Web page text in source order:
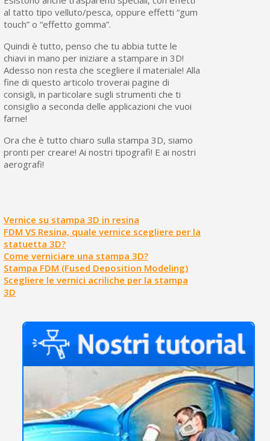
al tatto tipo velluto/pesca, oppure effetti “gum
touch” o “effetto gomma”.
Quindi è tutto, penso che tu abbia tutte le
chiavi in mano per iniziare a stampare in 3D!
Adesso non resta che scegliere il materiale! Alla
fine di questo articolo troverai pagine di
consigli, in particolare sugli strumenti che ti
consiglio a seconda delle applicazioni che vuoi
farne!
Ora che è tutto chiaro sulla stampa 3D, siamo
pronti per creare! Ai nostri tipografi! E ai nostri
aerografi!
Vernice su stampa 3D in resina
FDM VS Resina, quale vernice scegliere per la
statuetta 3D?
Come verniciare una stampa 3D?
Stampa FDM (Fused Deposition Modeling)
Scegliere le vernici acriliche per la stampa
3D